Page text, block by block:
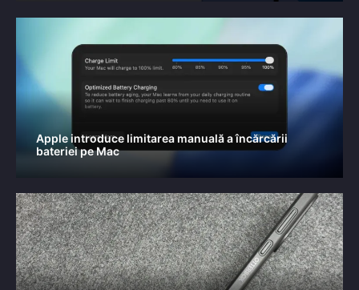
Apple introduce limitarea manuală a încărcării
bateriei pe Mac